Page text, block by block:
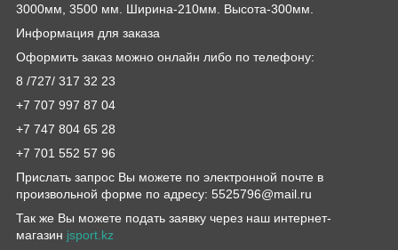
3000мм, 3500 мм. Ширина-210мм. Высота-300мм.
Информация для заказа
Оформить заказ можно онлайн либо по телефону:
8 /727/ 317 32 23
+7 707 997 87 04
+7 747 804 65 28
+7 701 552 57 96
Прислать запрос Вы можете по электронной почте в
произвольной форме по адресу: 5525796@mail.ru
Так же Вы можете подать заявку через наш интернет-
магазин jsport.kz